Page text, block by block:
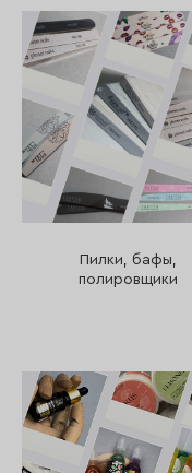
Пилки, бафы,
полировщики